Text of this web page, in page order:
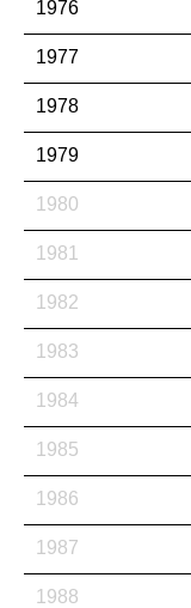
1976
1977
1978
1979
1980
1981
1982
1983
1984
1985
1986
1987
1988